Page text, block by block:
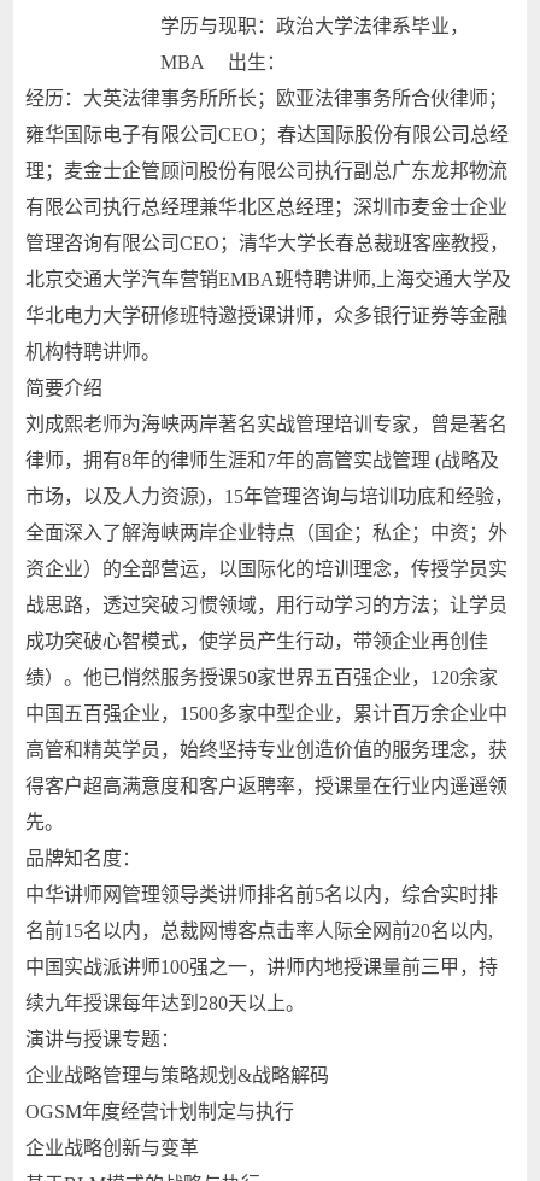
学历与现职：政治大学法律系毕业，
MBA 出生：
经历：大英法律事务所所长；欧亚法律事务所合伙律师；
雍华国际电子有限公司CEO；春达国际股份有限公司总经
理；麦金士企管顾问股份有限公司执行副总广东龙邦物流
有限公司执行总经理兼华北区总经理；深圳市麦金士企业
管理咨询有限公司CEO；清华大学长春总裁班客座教授，
北京交通大学汽车营销EMBA班特聘讲师,上海交通大学及
华北电力大学研修班特邀授课讲师，众多银行证券等金融
机构特聘讲师。
简要介绍
刘成熙老师为海峡两岸著名实战管理培训专家，曾是著名
律师，拥有8年的律师生涯和7年的高管实战管理 (战略及
市场，以及人力资源)，15年管理咨询与培训功底和经验，
全面深入了解海峡两岸企业特点（国企；私企；中资；外
资企业）的全部营运，以国际化的培训理念，传授学员实
战思路，透过突破习惯领域，用行动学习的方法；让学员
成功突破心智模式，使学员产生行动，带领企业再创佳
绩）。他已悄然服务授课50家世界五百强企业，120余家
中国五百强企业，1500多家中型企业，累计百万余企业中
高管和精英学员，始终坚持专业创造价值的服务理念，获
得客户超高满意度和客户返聘率，授课量在行业内遥遥领
先。
品牌知名度：
中华讲师网管理领导类讲师排名前5名以内，综合实时排
名前15名以内，总裁网博客点击率人际全网前20名以内,
中国实战派讲师100强之一，讲师内地授课量前三甲，持
续九年授课每年达到280天以上。
演讲与授课专题：
企业战略管理与策略规划&战略解码
OGSM年度经营计划制定与执行
企业战略创新与变革